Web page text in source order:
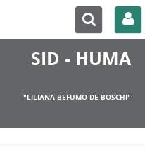
SID - HUMA
"LILIANA BEFUMO DE BOSCHI"